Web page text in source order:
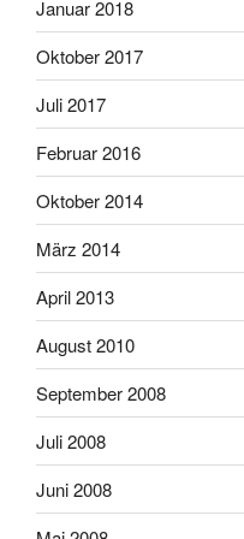
Januar 2018
Oktober 2017
Juli 2017
Februar 2016
Oktober 2014
März 2014
April 2013
August 2010
September 2008
Juli 2008
Juni 2008